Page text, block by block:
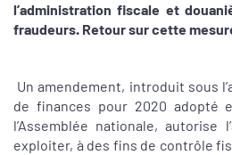
l’administration fiscale et
fraudeurs. Retour sur cette
Un amendement, introduit sous
de finances pour 2020 adopté
l’Assemblée nationale, autorise
exploiter, à des fins de contrôle